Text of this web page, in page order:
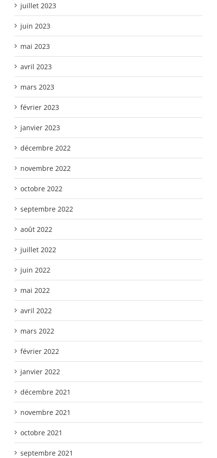
juillet 2023
juin 2023
mai 2023
avril 2023
mars 2023
février 2023
janvier 2023
décembre 2022
novembre 2022
octobre 2022
septembre 2022
août 2022
juillet 2022
juin 2022
mai 2022
avril 2022
mars 2022
février 2022
janvier 2022
décembre 2021
novembre 2021
octobre 2021
septembre 2021